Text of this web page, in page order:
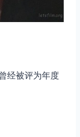
经被评为年度